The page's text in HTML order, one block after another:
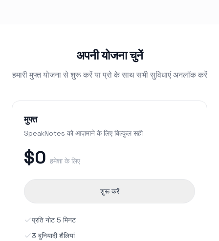
अपनी योजना चुनें
हमारी मुफ्त योजना से शुरू करें या प्रो के साथ सभी सुविधाएं अनलॉक करें
मुफ्त
SpeakNotes को आज़माने के लिए बिल्कुल सही
$0 हमेशा के लिए
शुरू करें
प्रति नोट 5 मिनट
3 बुनियादी शैलियां